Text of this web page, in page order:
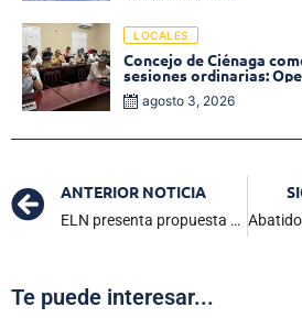
LOCALES
Concejo de Ciénaga
sesiones ordinarias:
tema central de la
agosto 3, 2026
ANTERIOR NOTICIA
ELN presenta propuesta para revitalizar diálogos de paz
Te puede interesar...